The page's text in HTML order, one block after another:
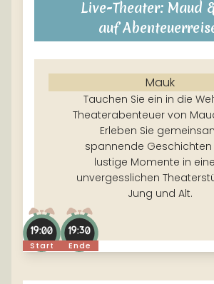
Live-Theater: Maud
auf
Mauk
Tauchen Sie ein in die
Theaterabenteuer von
Erleben Sie
spannende Geschichten
lustige Momente in
unvergesslichen
Jung und Alt.
Start
19:00
Ende
19:30